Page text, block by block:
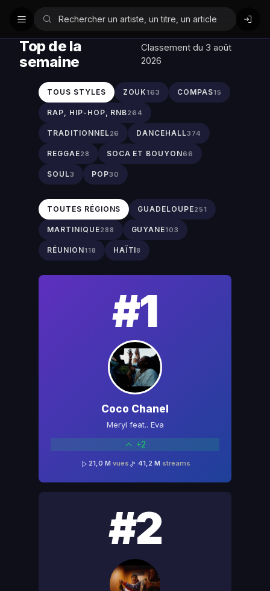
Top de la
semaine
Classement du 3 août
2026
TOUS STYLES ZOUK163 COMPAS15
RAP, HIP-HOP, RNB264
TRADITIONNEL26 DANCEHALL374
REGGAE28 SOCA ET BOUYON66
SOUL3 POP30
TOUTES RÉGIONS GUADELOUPE251
MARTINIQUE288 GUYANE103
RÉUNION118 HAÏTI8
#2
#1
Coco Chanel
Meryl feat.. Eva
+2
21,0 M vues 41,2 M streams